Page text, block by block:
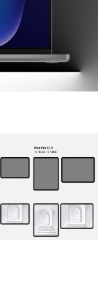
源文件
06-12
素材 2020-11-23